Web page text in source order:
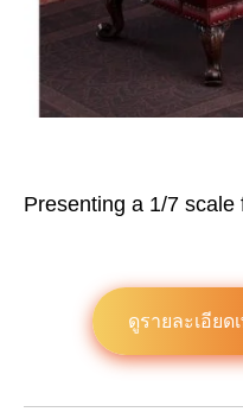
Presenting a 1/7 scale
ดูรายละเอียด